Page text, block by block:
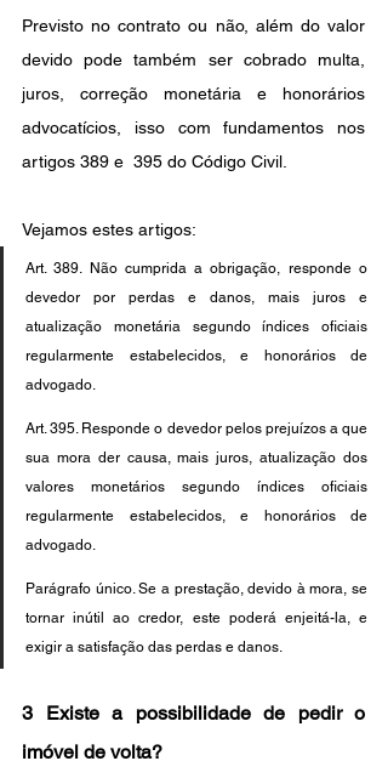
Previsto no contrato ou não, além do valor
devido pode também ser cobrado multa,
juros, correção monetária e honorários
advocatícios, isso com fundamentos nos
artigos 389 e  395 do Código Civil.
Vejamos estes artigos:
Art. 389. Não cumprida a obrigação, responde o
devedor por perdas e danos, mais juros e
atualização monetária segundo índices oficiais
regularmente estabelecidos, e honorários de
advogado.
Art. 395. Responde o devedor pelos prejuízos a que
sua mora der causa, mais juros, atualização dos
valores monetários segundo índices oficiais
regularmente estabelecidos, e honorários de
advogado.
Parágrafo único. Se a prestação, devido à mora, se
tornar inútil ao credor, este poderá enjeitá-la, e
exigir a satisfação das perdas e danos.
3 Existe a possibilidade de pedir o
imóvel de volta?